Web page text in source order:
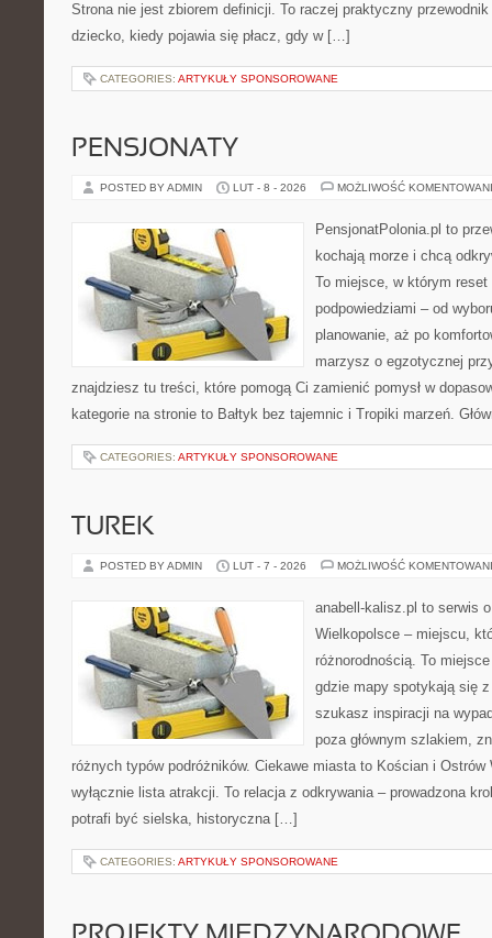
Strona nie jest zbiorem definicji. To raczej praktyczny
dziecko, kiedy pojawia się płacz, gdy w […]
CATEGORIES: ARTYKUŁY SPONSOROWANE
PENSJONATY
POSTED BY ADMIN LUT - 8 - 2026 MOŻLIWOŚĆ
PensjonatPolonia.pl to
kochają morze i chcą
To miejsce, w którym
podpowiedziami – od
planowanie, aż po
marzysz o egzotycznej
znajdziesz tu treści, które pomogą Ci zamienić pomysł w
kategorie na stronie to Bałtyk bez tajemnic i Tropiki marzeń.
CATEGORIES: ARTYKUŁY SPONSOROWANE
TUREK
POSTED BY ADMIN LUT - 7 - 2026 MOŻLIWOŚĆ
anabell-kalisz.pl to serwis
Wielkopolsce – miejscu,
różnorodnością. To
gdzie mapy spotykają się
szukasz inspiracji na
poza głównym szlakiem,
różnych typów podróżników. Ciekawe miasta to Kościan i
wyłącznie lista atrakcji. To relacja z odkrywania – prowadzona
potrafi być sielska, historyczna […]
CATEGORIES: ARTYKUŁY SPONSOROWANE